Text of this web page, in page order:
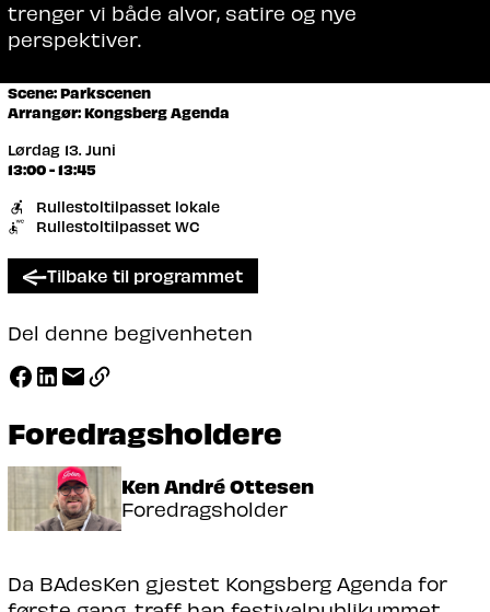
trenger vi både alvor, satire og nye
perspektiver.
Scene: Parkscenen
Arrangør: Kongsberg Agenda
Lørdag 13. Juni
13:00 - 13:45
Rullestoltilpasset lokale
Rullestoltilpasset WC
Tilbake til programmet
Del denne begivenheten
Foredragsholdere
Ken André Ottesen
Foredragsholder
Da BAdesKen gjestet Kongsberg Agenda for